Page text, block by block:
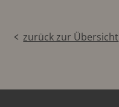
zurück zur Übersicht